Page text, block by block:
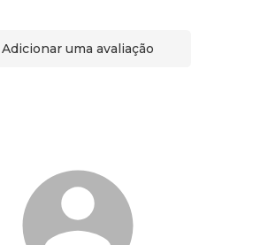
Adicionar uma avaliação